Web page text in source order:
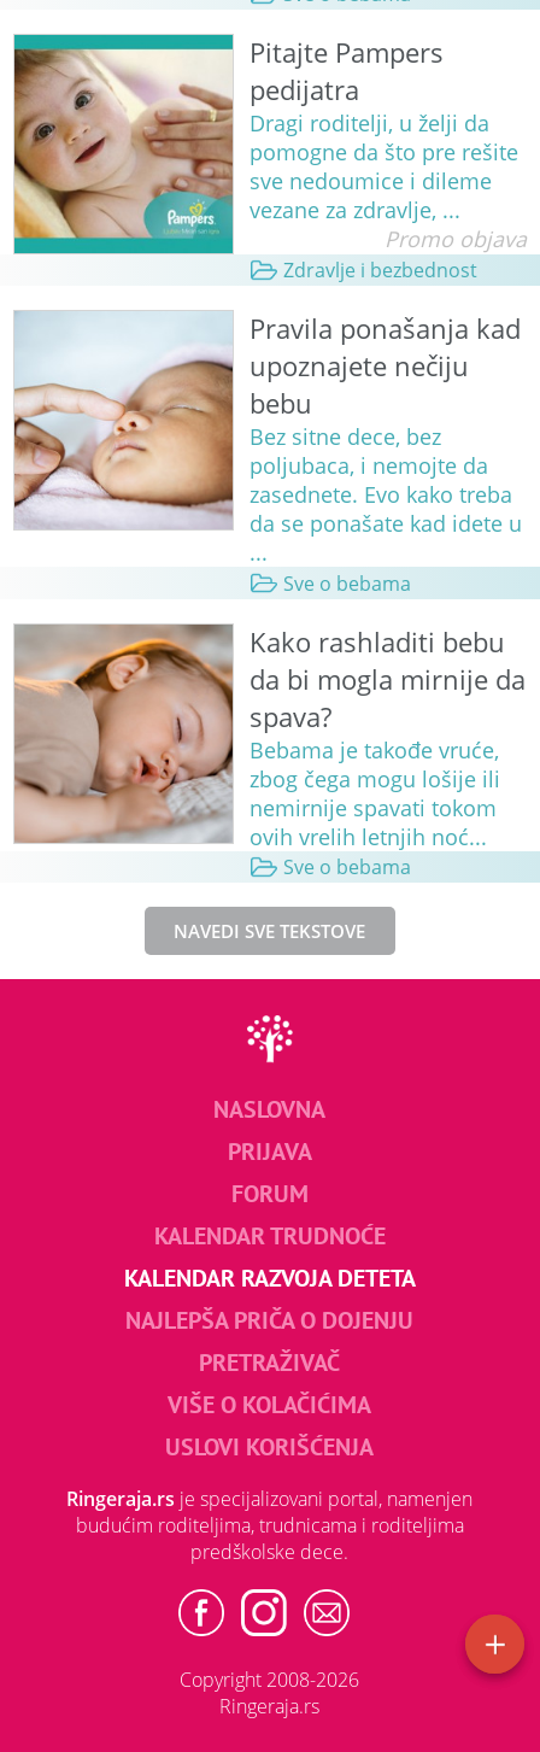
Pitajte Pampers
pedijatra
Dragi roditelji, u želji da
pomogne da što pre rešite
sve nedoumice i dileme
vezane za zdravlje, ...
Promo objava
Zdravlje i bezbednost
Pravila ponašanja kad
upoznajete nečiju
bebu
Bez sitne dece, bez
poljubaca, i nemojte da
zasednete. Evo kako treba
da se ponašate kad idete u
...
Sve o bebama
Kako rashladiti bebu
da bi mogla mirnije da
spava?
Bebama je takođe vruće,
zbog čega mogu lošije ili
nemirnije spavati tokom
ovih vrelih letnjih noć...
Sve o bebama
NAVEDI SVE TEKSTOVE
NASLOVNA
PRIJAVA
FORUM
KALENDAR TRUDNOĆE
KALENDAR RAZVOJA DETETA
NAJLEPŠA PRIČA O DOJENJU
PRETRAŽIVAČ
VIŠE O KOLAČIĆIMA
USLOVI KORIŠĆENJA
Ringeraja.rs je specijalizovani portal, namenjen
budućim roditeljima, trudnicama i roditeljima
predškolske dece.
Copyright 2008-2026
Ringeraja.rs